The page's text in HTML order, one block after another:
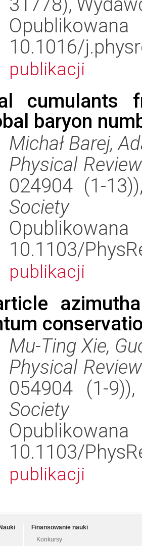
Opublikowana
10.1016/
publikacji
cumulants
baryon
Michał Barej,
Physical
024904 (1-
Society
Opublikowana
10.1103/
publikacji
Mu-Ting Xie,
Physical
054904 (1-
Society
Opublikowana
10.1103/
publikacji
Finansowanie nauki
Konkursy